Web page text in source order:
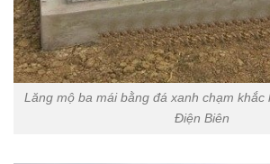
Lăng mộ ba mái bằng đá xanh chạm khắc
Điện Biên